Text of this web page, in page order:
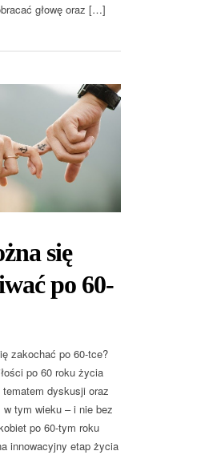
głowę oraz […]
się
po 60-
zakochać po 60-tce?
po 60 roku życia
dyskusji oraz
tym wieku – i nie bez
po 60-tym roku
innowacyjny etap życia